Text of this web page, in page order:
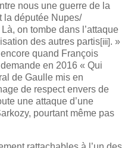
nous une guerre de la
la députée Nupes/
on tombe dans l’attaque
des autres partis[iii]. »
quand François
en 2016 « Qui
de Gaulle mis en
de respect envers de
une attaque d’une
pourtant même pas